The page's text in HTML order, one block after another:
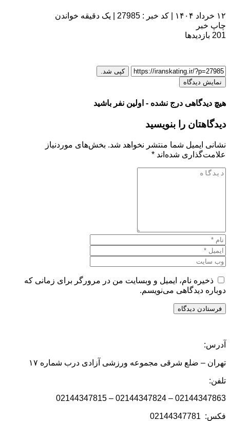
۱۲ خرداد ۱۴۰۴ کد خبر : 27985
یک دقیقه خواندن
چاپ خبر
201 بازدیدها
کپی شد.
نمایش دیدگاه
هیچ دیدگاهی درج نشده - اولین نفر باشید
دیدگاهتان را بنویسید
نشانی ایمیل شما منتشر نخواهد شد. بخش‌های موردنیاز
علامت‌گذاری شده‌اند *
ذخیره نام، ایمیل و وبسایت من در مرورگر برای زمانی که
دوباره دیدگاهی می‌نویسم.
آدرس:
تهران – ضلع شرقی مجموعه ورزشی آزادی درب شماره ۱۷
تلفن:
02144347863 – 02144347824 – 02144347815
فکس: 02144347781